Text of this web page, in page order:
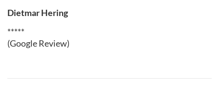
Dietmar Hering
*****
(Google Review)